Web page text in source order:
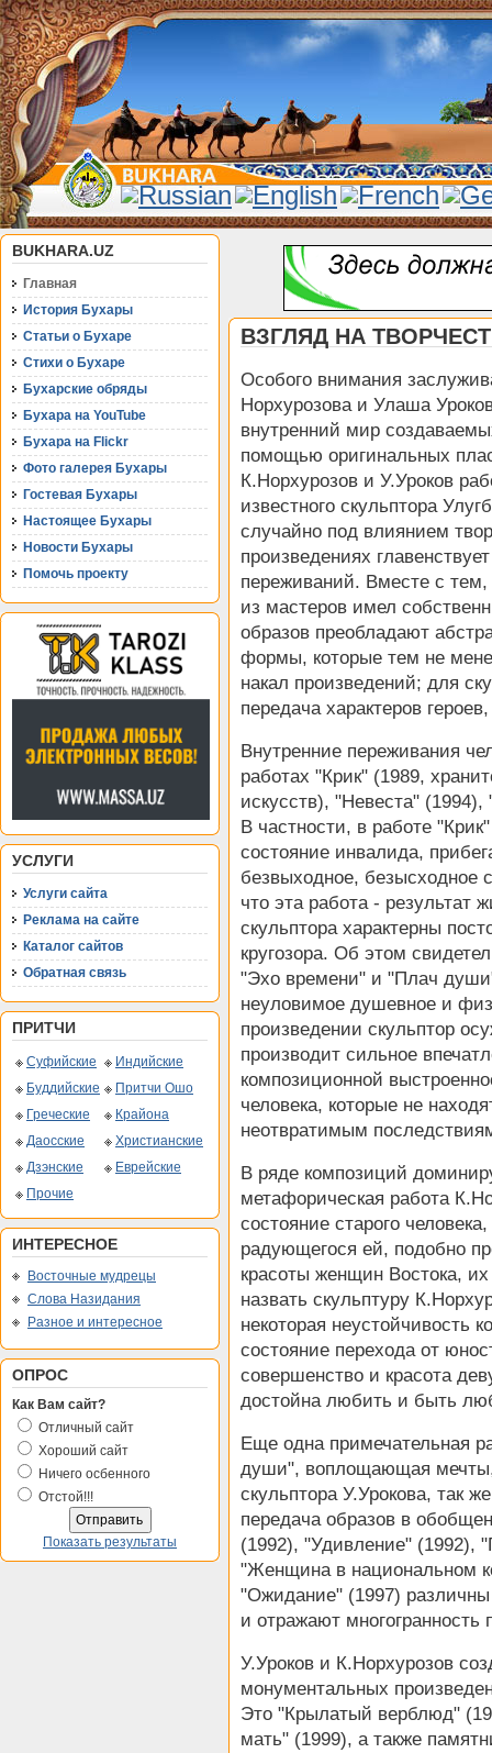
BUKHARA.UZ
Главная
История Бухары
Статьи о Бухаре
Стихи о Бухаре
Бухарские обряды
Бухара на YouTube
Бухара на Flickr
Фото галерея Бухары
Гостевая Бухары
Настоящее Бухары
Новости Бухары
Помочь проекту
УСЛУГИ
Услуги сайта
Реклама на сайте
Каталог сайтов
Обратная связь
ПРИТЧИ
Суфийские
Индийские
Буддийские
Притчи Ошо
Греческие
Крайона
Даосские
Христианские
Дзэнские
Еврейские
Прочие
ИНТЕРЕСНОЕ
Восточные мудрецы
Слова Назидания
Разное и интересное
ОПРОС
Как Вам сайт?
Отличный сайт
Хороший сайт
Ничего осбенного
Отстой!!!
Показать результаты
ВЗГЛЯД НА
Особого внимания
Норхурозова и Улаша
внутренний мир
помощью оригинальных
К.Норхурозов и У.Уроков
известного скульптора
случайно под влиянием
произведениях
переживаний. Вместе с
из мастеров имел
образов преобладают
формы, которые тем не
накал произведений; для
передача характеров
Внутренние переживания
работах "Крик" (1989,
искусств), "Невеста"
В частности, в работе
состояние инвалида,
безвыходное, безысходное
что эта работа - результат
скульптора характерны
кругозора. Об этом
"Эхо времени" и "Плач
неуловимое душевное и
произведении скульптор
производит сильное
композиционной
человека, которые не
неотвратимым
В ряде композиций
метафорическая работа
состояние старого
радующегося ей, подобно
красоты женщин Востока,
назвать скульптуру
некоторая неустойчивость
состояние перехода от
совершенство и красота
достойна любить и быть
Еще одна примечательная
души", воплощающая
скульптора У.Урокова, так
передача образов в
(1992), "Удивление" (1992),
"Женщина в национальном
"Ожидание" (1997)
и отражают многогранность
У.Уроков и К.Норхурозов
монументальных
Это "Крылатый верблюд"
мать" (1999), а также